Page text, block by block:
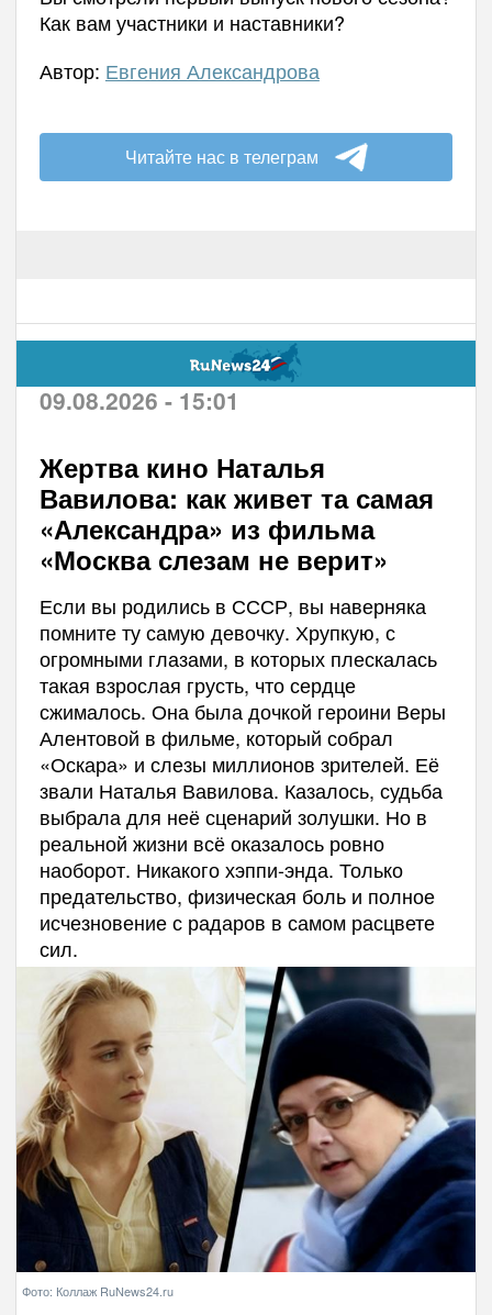
Как вам участники и наставники?
Автор: Евгения Александрова
Читайте нас в телеграм
09.08.2026 - 15:01
Жертва кино Наталья
Вавилова: как живет та самая
«Александра» из фильма
«Москва слезам не верит»
Если вы родились в СССР, вы наверняка
помните ту самую девочку. Хрупкую, с
огромными глазами, в которых плескалась
такая взрослая грусть, что сердце
сжималось. Она была дочкой героини Веры
Алентовой в фильме, который собрал
«Оскара» и слезы миллионов зрителей. Её
звали Наталья Вавилова. Казалось, судьба
выбрала для неё сценарий золушки. Но в
реальной жизни всё оказалось ровно
наоборот. Никакого хэппи-энда. Только
предательство, физическая боль и полное
исчезновение с радаров в самом расцвете
сил.
Фото: Коллаж RuNews24.ru